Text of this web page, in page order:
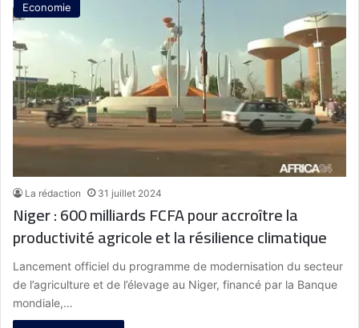
Economie
La rédaction 31 juillet 2024
Niger : 600 milliards FCFA pour accroître la
productivité agricole et la résilience climatique
Lancement officiel du programme de modernisation du secteur
de l’agriculture et de l’élevage au Niger, financé par la Banque
mondiale,…